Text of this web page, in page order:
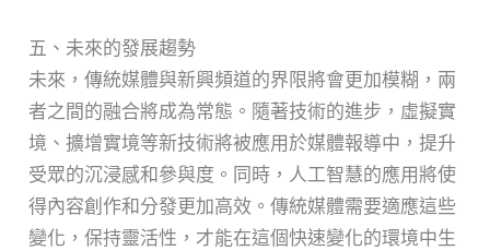
五、未來的發展趨勢
未來，傳統媒體與新興頻道的界限將會更加模糊，兩
者之間的融合將成為常態。隨著技術的進步，虛擬實
境、擴增實境等新技術將被應用於媒體報導中，提升
受眾的沉浸感和參與度。同時，人工智慧的應用將使
得內容創作和分發更加高效。傳統媒體需要適應這些
變化，保持靈活性，才能在這個快速變化的環境中生